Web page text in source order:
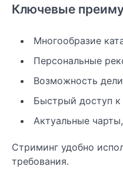
Ключевые
Многообразие
Персональные
Возможность
Быстрый доступ к
Актуальные
Стриминг удобно
требования.